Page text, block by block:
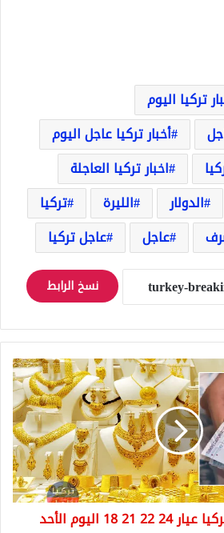
تركيا اليوم
أخبار تركيا عاجل اليوم
اخبار تركيا العاجلة
الدولار الليرة
تركيا
عاجل عاجل تركيا
نسخ الرابط
18 اليوم الأحد